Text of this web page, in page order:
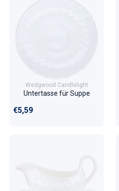
Wedgwood Candlelight
Untertasse für Suppe
Normaler Preis
€5,59